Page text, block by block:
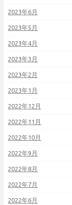
2023年6月
2023年5月
2023年4月
2023年3月
2023年2月
2023年1月
2022年12月
2022年11月
2022年10月
2022年9月
2022年8月
2022年7月
2022年6月